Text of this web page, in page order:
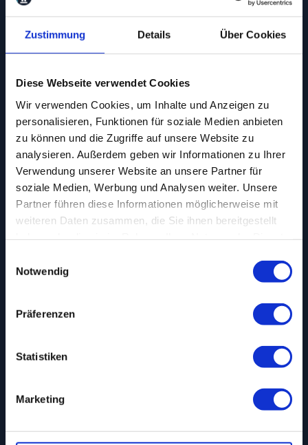
Zustimmung Details Über Cookies
Diese Webseite verwendet Cookies
Wir verwenden Cookies, um Inhalte und Anzeigen zu
personalisieren, Funktionen für soziale Medien anbieten
zu können und die Zugriffe auf unsere Website zu
analysieren. Außerdem geben wir Informationen zu Ihrer
Verwendung unserer Website an unsere Partner für
soziale Medien, Werbung und Analysen weiter. Unsere
Partner führen diese Informationen möglicherweise mit
weiteren Daten zusammen, die Sie ihnen bereitgestellt
Notwendig
Präferenzen
Statistiken
Marketing